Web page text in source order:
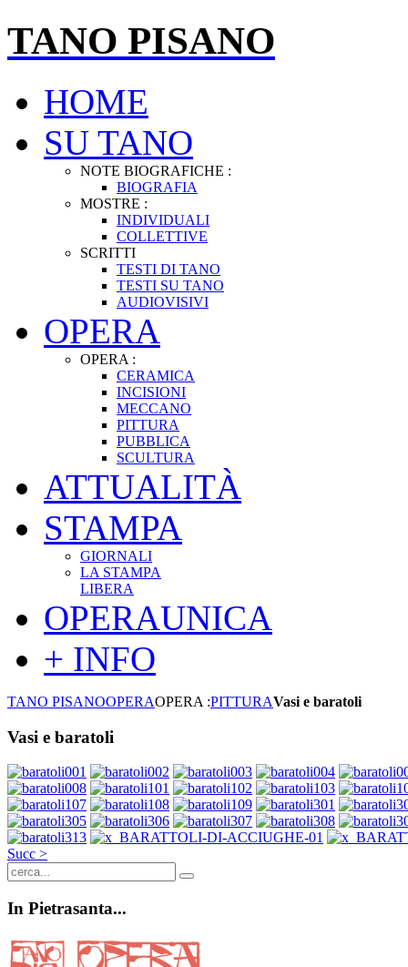
TANO PISANO
HOME
SU TANO
NOTE BIOGRAFICHE :
BIOGRAFIA
MOSTRE :
INDIVIDUALI
COLLETTIVE
SCRITTI
TESTI DI TANO
TESTI SU TANO
AUDIOVISIVI
OPERA
OPERA :
CERAMICA
INCISIONI
MECCANO
PITTURA
PUBBLICA
SCULTURA
ATTUALITÀ
STAMPA
GIORNALI
LA STAMPA
LIBERA
OPERAUNICA
+ INFO
TANO PISANOOPERAOPERA :PITTURAVasi e baratoli
Vasi e baratoli
Succ >
In Pietrasanta...